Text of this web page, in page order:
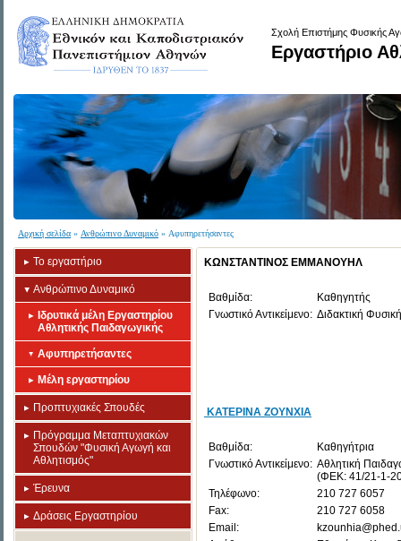
Σχολή Επιστήμης Φυσικής
Εργαστήριο
Αρχική σελίδα » Ανθρώπινο Δυναμικό » Αφυπηρετήσαντες
Το εργαστήριο
Ανθρώπινο Δυναμικό
Ιδρυτικά μέλη Εργαστηρίου
Αθλητικής Παιδαγωγικής
Αφυπηρετήσαντες
Μέλη εργαστηρίου
Προπτυχιακές Σπουδές
Πρόγραμμα Μεταπτυχιακών
Σπουδών "Φυσική Αγωγή και
Αθλητισμός"
Έρευνα
Δράσεις Εργαστηρίου
ΚΩΝΣΤΑΝΤΙΝΟΣ ΕΜΜΑΝΟΥΗΛ
Βαθμίδα:
Καθηγητής
Γνωστικό Αντικείμενο: Διδακτική
ΚΑΤΕΡΙΝΑ ΖΟΥΝΧΙΑ
Βαθμίδα:
Καθηγήτρια
Γνωστικό Αντικείμενο: Αθλητική
(ΦΕΚ: 41/21-1-
Τηλέφωνο:
210 727 6057
Fax:
210 727 6058
Email: